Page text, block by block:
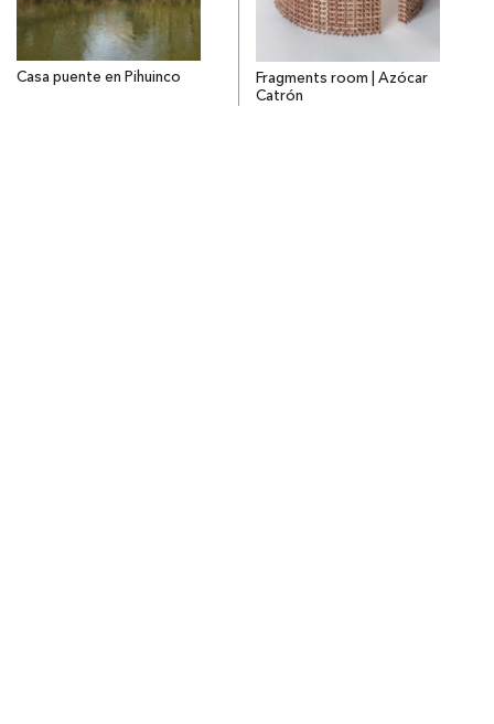
Casa puente en Pihuinco
Fragments room | Azócar
Catrón